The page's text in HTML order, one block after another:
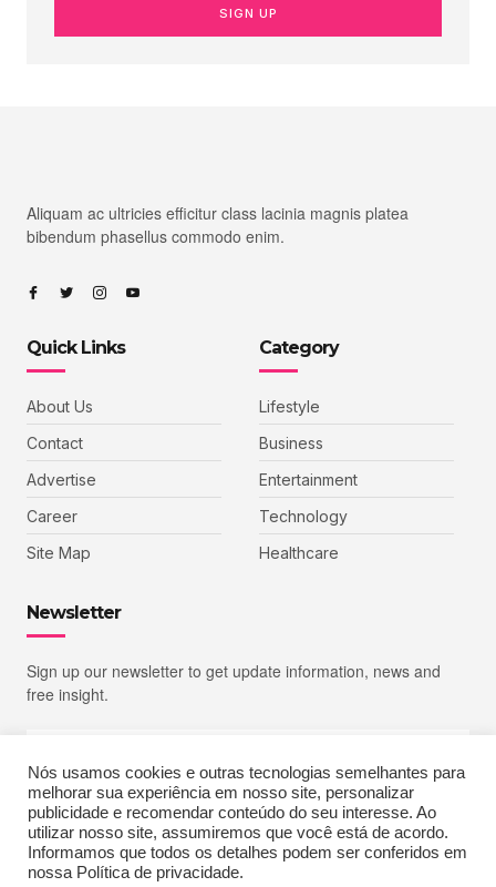
SIGN UP
Aliquam ac ultricies efficitur class lacinia magnis platea
bibendum phasellus commodo enim.
Quick Links
About Us
Contact
Advertise
Career
Site Map
Category
Lifestyle
Business
Entertainment
Technology
Healthcare
Newsletter
Sign up our newsletter to get update information, news and
free insight.
SIGN UP
Nós usamos cookies e outras tecnologias semelhantes para
melhorar sua experiência em nosso site, personalizar
publicidade e recomendar conteúdo do seu interesse. Ao
utilizar nosso site, assumiremos que você está de acordo.
Informamos que todos os detalhes podem ser conferidos em
nossa Política de privacidade.